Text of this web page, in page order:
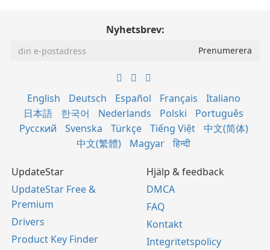
Nyhetsbrev:
English Deutsch Español Français
Italiano
日本語
한국어 Nederlands Polski
Português
Русский
Svenska Türkçe Tiếng Việt
中文(简体)
中文(繁體)
Magyar हिन्दी
UpdateStar
UpdateStar Free &
Premium
Drivers
Product Key Finder
Hjälp & feedback
DMCA
FAQ
Kontakt
Integritetspolicy